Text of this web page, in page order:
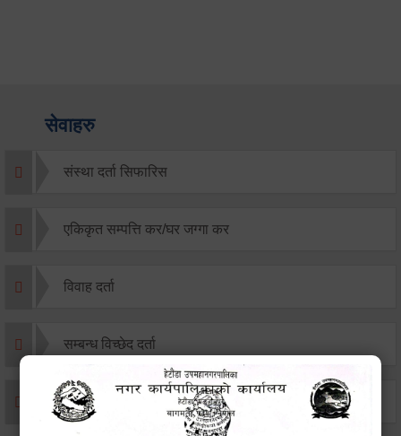
सेवाहरु
संस्था दर्ता सिफारिस
एकिकृत सम्पत्ति कर/घर जग्गा कर
विवाह दर्ता
सम्बन्ध विच्छेद दर्ता
बसाइ-सराई जाने/आउने दर्ता